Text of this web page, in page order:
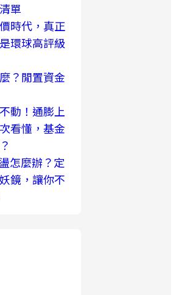
單
時代，真正
環球高評級
？閒置資金
動！通膨上
看懂，基金
怎麼辦？定
鏡，讓你不